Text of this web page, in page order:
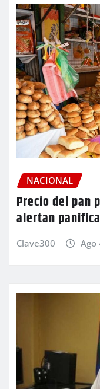
NACIONAL
Precio del pan
alertan
Clave300 Ago